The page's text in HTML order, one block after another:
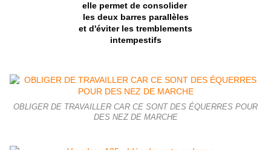
elle permet de consolider
les deux barres parallèles
et d'éviter les tremblements
intempestifs
OBLIGER DE TRAVAILLER CAR CE SONT DES ÉQUERRES POUR
DES NEZ DE MARCHE